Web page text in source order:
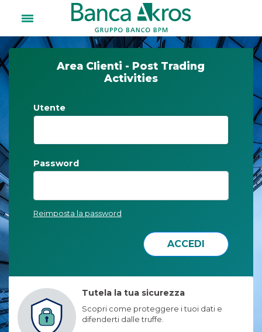
Tutela la tua sicurezza
Scopri come proteggere i tuoi dati e
difenderti dalle truffe.
Area Clienti - Post Trading
Activities
Utente
Password
Reimposta la password